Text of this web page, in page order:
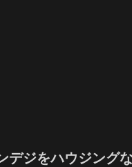
ジをハウジング